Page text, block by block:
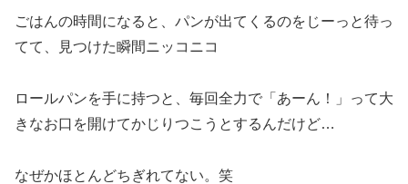
ごはんの時間になると、パンが出てくるのをじーっと待っ
てて、見つけた瞬間ニッコニコ
ロールパンを手に持つと、毎回全力で「あーん！」って大
きなお口を開けてかじりつこうとするんだけど…
なぜかほとんどちぎれてない。笑